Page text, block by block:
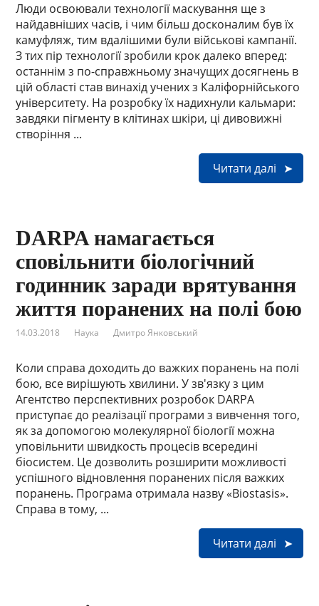
Люди освоювали технології маскування ще з
найдавніших часів, і чим більш досконалим був їх
камуфляж, тим вдалішими були військові кампанії.
З тих пір технології зробили крок далеко вперед:
останнім з по-справжньому значущих досягнень в
цій області став винахід учених з Каліфорнійського
університету. На розробку їх надихнули кальмари:
завдяки пігменту в клітинах шкіри, ці дивовижні
створіння ...
Читати далі
DARPA намагається
сповільнити біологічний
годинник заради врятування
життя поранених на полі бою
14.03.2018 Наука Дмитро Янковський
Коли справа доходить до важких поранень на полі
бою, все вирішують хвилини. У зв'язку з цим
Агентство перспективних розробок DARPA
приступає до реалізації програми з вивчення того,
як за допомогою молекулярної біології можна
уповільнити швидкость процесів всередині
біосистем. Це дозволить розширити можливості
успішного відновлення поранених після важких
поранень. Програма отримала назву «Biostasis».
Справа в тому, ...
Читати далі